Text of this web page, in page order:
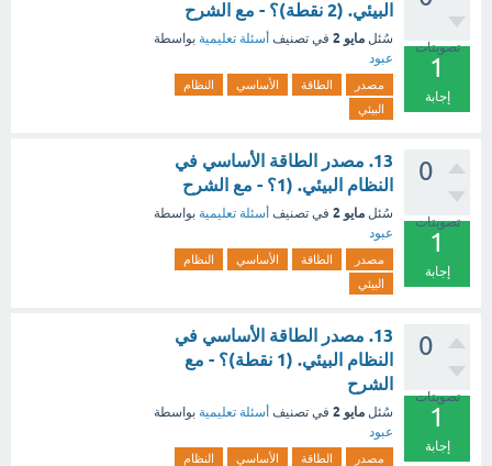
تصويتات
1
إجابة
البيئي. (2 نقطة)؟ - مع الشرح
سُئل مايو 2 في تصنيف أسئلة تعليمية بواسطة
عبود
مصدر الطاقة الأساسي
النظام
البيئي
0
تصويتات
1
إجابة
13. مصدر الطاقة الأساسي في
النظام البيئي. (1؟ - مع الشرح
سُئل مايو 2 في تصنيف أسئلة تعليمية بواسطة
عبود
مصدر الطاقة الأساسي
النظام
البيئي
0
تصويتات
1
إجابة
13. مصدر الطاقة الأساسي في
النظام البيئي. (1 نقطة)؟ - مع
الشرح
سُئل مايو 2 في تصنيف أسئلة تعليمية بواسطة
عبود
مصدر الطاقة الأساسي
النظام